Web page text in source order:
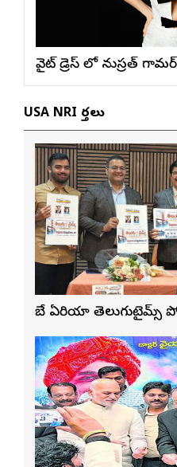
వైట్ డ్రెస్ లో నుస్ర‌త్ గ్లామ‌ర్
USA NRI వార్తలు
బే ఏరియా తెలుగుటైమ్స్